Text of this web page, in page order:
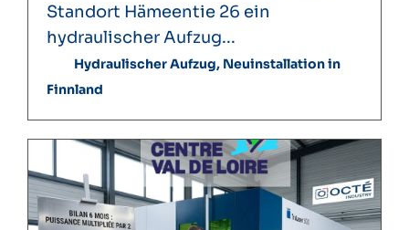
Standort Hämeentie 26 ein
hydraulischer Aufzug...
Hydraulischer Aufzug, Neuinstallation in
Finnland